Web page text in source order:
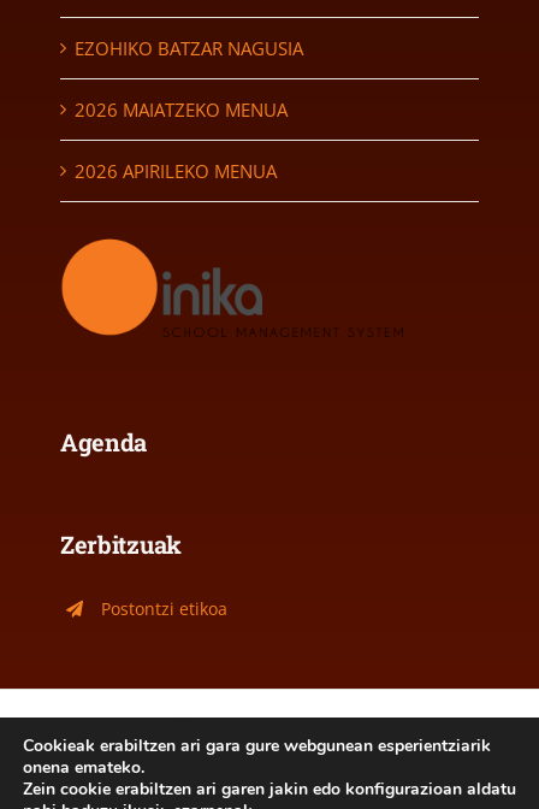
EZOHIKO BATZAR NAGUSIA
2026 MAIATZEKO MENUA
2026 APIRILEKO MENUA
Agenda
Zerbitzuak
Postontzi etikoa
2026- Jakintza Ikastola Ordizia - Hemengo edukiak
Cookieak erabiltzen ari gara gure webgunean esperientziarik
onena emateko.
Zein cookie erabiltzen ari garen jakin edo konfigurazioan aldatu